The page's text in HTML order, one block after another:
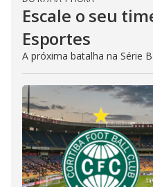
Escale o seu
Esportes
A próxima batalha na Série